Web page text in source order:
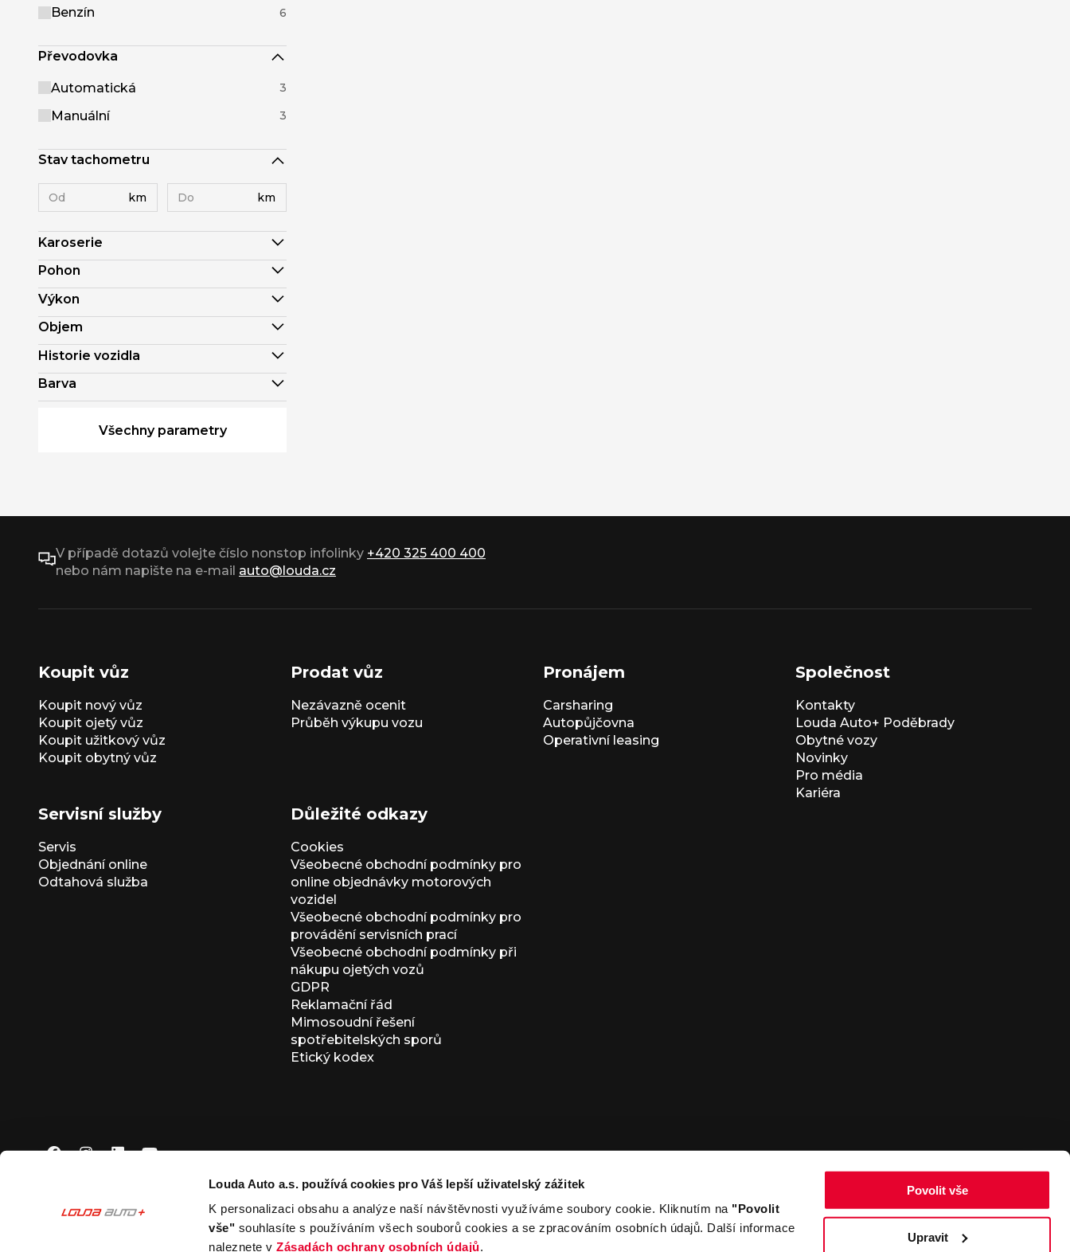
Louda Auto a.s. používá cookies pro Váš lepší uživatelský zážitek
K personalizaci obsahu a analýze naší návštěvnosti využíváme soubory cookie. Kliknutím na "Povolit
vše" souhlasíte s používáním všech souborů cookies a se zpracováním osobních údajů. Další informace
naleznete vZásadách ochrany osobních údajů.
Povolit vše
Upravit
Benzín 6
Převodovka
Automatická 3
Manuální 3
Stav tachometru
km km
Karoserie
Pohon
Výkon
Objem
Historie vozidla
Barva
Všechny parametry
V případě dotazů volejte číslo nonstop infolinky +420 325 400 400
nebo nám napište na e-mail auto@louda.cz
Koupit vůz
Koupit nový vůz
Koupit ojetý vůz
Koupit užitkový vůz
Koupit obytný vůz
Prodat vůz
Nezávazně ocenit
Průběh výkupu vozu
Pronájem
Carsharing
Autopůjčovna
Operativní leasing
Společnost
Kontakty
Louda Auto+ Poděbrady
Obytné vozy
Novinky
Pro média
Kariéra
Servisní služby
Servis
Objednání online
Odtahová služba
Důležité odkazy
Cookies
Všeobecné obchodní podmínky pro
online objednávky motorových
vozidel
Všeobecné obchodní podmínky pro
provádění servisních prací
Všeobecné obchodní podmínky při
nákupu ojetých vozů
GDPR
Reklamační řád
Mimosoudní řešení
spotřebitelských sporů
Etický kodex
© 2026 Louda Auto a.s. Všechna práva vyhrazena
Zpět nahoru
This site is protected by reCAPTCHA and the Google
Privacy Policy and Terms of Service